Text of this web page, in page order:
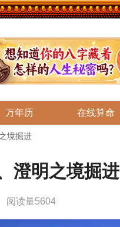
万年历 在线算命
境掘进
澄明之境掘进
阅读量5604